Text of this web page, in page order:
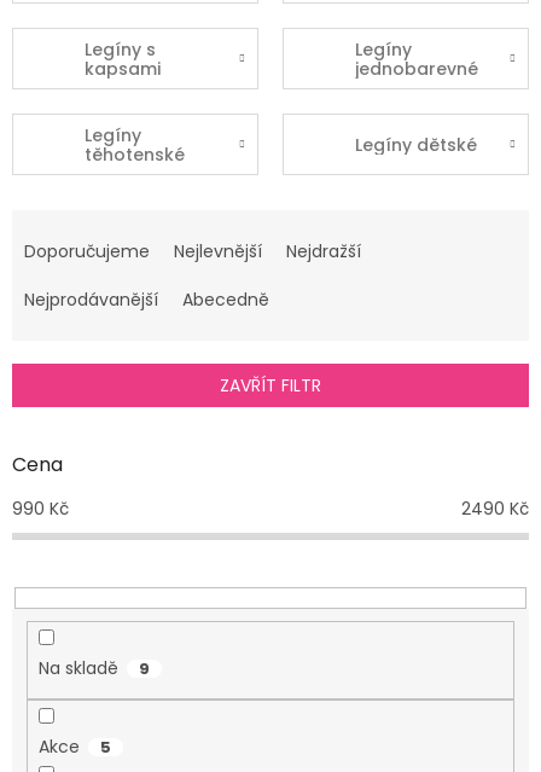
Legíny s
kapsami
Legíny
jednobarevné
Legíny
těhotenské
Legíny dětské
a
e
í
r
d
k
t
Doporučujeme Nejlevnější
Nejdražší
Nejprodávanější
Abecedně
ZAVŘÍT FILTR
Cena
990 Kč 2490 Kč
Na skladě 9
Akce 5